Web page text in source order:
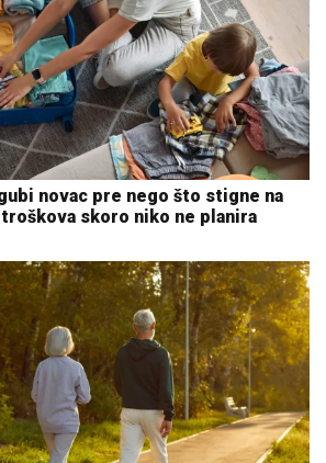
novac pre nego što stigne na
skoro niko ne planira